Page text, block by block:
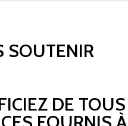
SOUTENIR
DE